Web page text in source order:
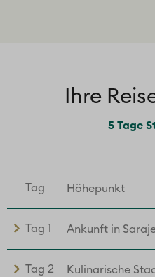
Ihre
5 Tage
Tag Höhepunkt
Tag 1 Ankunft in
Tag 2 Kulinarische